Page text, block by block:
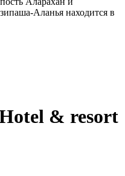
Аланья находится в
& resort